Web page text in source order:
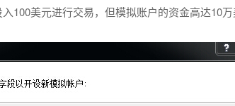
100美元进行交易，但模拟账户的资金高达10